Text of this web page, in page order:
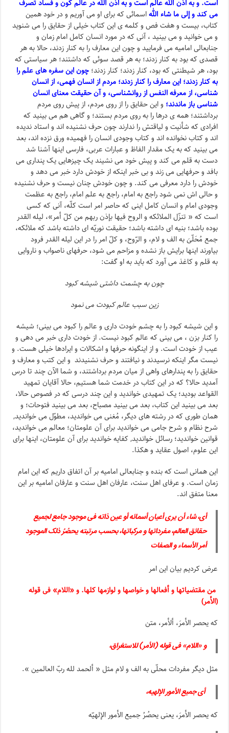
است. و به اذن الله عالم است و به اذن الله در عالم کون و فساد تصرف
می کند و إلی ما شاء اللهاسمائی که برای او می آوریم و در خود همین
کتاب، بیست و هفت فص و کلمه ی این کتاب خیلی از حقایق را می شنوید
و می خوانید و می بینید ، آنی که در مورد انسان کامل امام زمان و
جنابعالی امامیه می فرمایید و چون این معارف را به کنار زدند، حالا به هر
قصدی که بود به کنار زدند؛ به هر قصد سوئی که داشتند؛ هر سیاستی که
بود، هر شیطنتی که بود، کنار زدند؛ کنار زدند؛چون این سفره های علم را
به کنار زدند؛ این معارف را کنار زدند؛ مردم از انسان فهمی، از انسان
شناسی، از معرفه النفس از روانشناسی، و آن حقیقت معنای انسان
شناسی باز ماندند؛ و این حقایق را از روی مردم، از پیش روی مردم
برداشتند؛ همه ی درها را به روی مردم بستند؛ و گاهی هم می بینید که
افرادی که شأنیت و لیاقتش را ندارند چون حرف نشنیده اند و استاد ندیده
اند و کتاب نخوانده اند و کتاب وجودی انسان را فهمیده ورق نزده اند، بعد
می بینید که به یک مقدار الفاظ و عبارات عربی، فارسی اینها آشنا شد
دست به قلم می کند و پیش خود می نشیند یک چیزهایی یک پنداری می
بافد و حرفهایی می زند و بی خبر اینکه از خودش دارد خبر می دهد و
خودش را دارد معرفی می کند. و چون خودش چنان نیست و حرف نشنیده
و حالی اش نمی شود راجع به امام، راجع به علم امام، راجع به عظمت
وجودی امام و انسان کامل اینی که حاصر امر است کلّه، آنی که کسی
است که « تنزّل الملائکه و الروح فیها بإذن ربهم من کلّ أمر»، لیله القدر
بوده باشد؛ بنیه ای داشته باشد؛ حقیقت نوریّه ای داشته باشد که ملائکه،
جمع مُحَلّیَ به الف و لام، و الرّوح، و کلّ امر را در این لیله القدر فرود
بیاورند اینها برایش باز نشده و مزاحم می شود، حرفهای ناصواب و ناروایی
به قلم و کاغذ می آورد که باید به او گفت:
چون به چشمت داشتی شیشه کبود
زین سبب عالم کبودت می نمود
و این شیشه کبود را به چشم خودت داری و عالم را کبود می بینی؛ شیشه
را کنار بزن ، می بینی که عالم کبود نیست. از خودت داری خبر می دهی و
عیب از خودت است. و از اینگونه حرفها و اشکالات و ایرادها خیلی هست. و
نیست مگر اینکه نرسیدند و نیافتند و حرف نشنیدند و این کتب و معارف و
حقایق را به پندارهای واهی از میان مردم برداشتند، و شما الآن چند تا درس
آمدید حالا؟ که در این کتاب در خدمت شما هستیم، حالا آقایان تمهید
القواعد بودید؛ یک تمهیدی خواندید و این چند درسی که در فصوص حالا،
بعد می بینید این کتاب، بعد می بینید مصباح، بعد می بینید فتوحات؛ و
همان طوری که در رشته های دیگر، مُغنی می خواندید، مطوّل می خواندید,
شرح نظام و شرح جامی می خواندید برای آن علومتان؛ معالم می خواندید،
قوانین خواندید؛ رسائل خواندید, کفایه خواندید برای آن علومتان، اینها برای
این علوم، اصول عقاید و هکذا.
این همانی است که بنده و جنابعالی امامیه بر آن اتفاق داریم که این امام
زمان است. و عرفای اهل سنت، عارفان اهل سنت و عارفان امامیه بر این
معنا متفق اند.
أی، شاء أن یرى أعیان أسمائه أو عین ذاته فی موجود جامع لجمیع
حقائق العالم، مفرداتها و مرکباتها، بحسب مرتبته یحصُرُ ذلک الموجود
أمر الأسماء و الصفات
عرض کردیم بیان این امر
من مقتضیاتها و أفعالها و خواصها و لوازمها کلها. و «اللام» فی قوله
(الأمر)
که یحصر الأمرَ، ألأمر، متن
و «اللام» فی قوله (الأمر) للاستغراق،
مثل دیگر مفردات محلّی به الف و لام مثل « ألحمد لله ربّ العالمین ».
أی جمیع الأمور الإلهیه،
که یحصر الأمرَ، یعنی یحصُرُ جمیع الأمور الإلهیّه